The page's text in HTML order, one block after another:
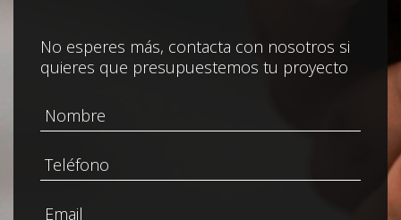
No esperes más, contacta con nosotros si
quieres que presupuestemos tu proyecto